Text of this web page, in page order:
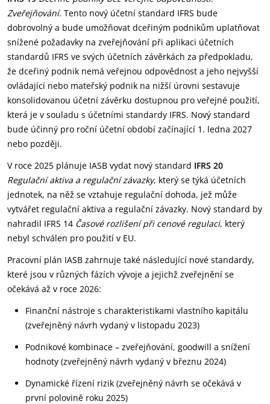
Zveřejňování. Tento nový účetní standard IFRS bude
dobrovolný a bude umožňovat dceřiným podnikům uplatňovat
snížené požadavky na zveřejňování při aplikaci účetních
standardů IFRS ve svých účetních závěrkách za předpokladu,
že dceřiný podnik nemá veřejnou odpovědnost a jeho nejvyšší
ovládající nebo mateřský podnik na nižší úrovni sestavuje
konsolidovanou účetní závěrku dostupnou pro veřejné použití,
která je v souladu s účetními standardy IFRS. Nový standard
bude účinný pro roční účetní období začínající 1. ledna 2027
nebo později.
V roce 2025 plánuje IASB vydat nový standard IFRS 20
Regulační aktiva a regulační závazky, který se týká účetních
jednotek, na něž se vztahuje regulační dohoda, jež může
vytvářet regulační aktiva a regulační závazky. Nový standard by
nahradil IFRS 14 Časové rozlišení při cenové regulaci, který
nebyl schválen pro použití v EU.
Pracovní plán IASB zahrnuje také následující nové standardy,
které jsou v různých fázích vývoje a jejichž zveřejnění se
očekává až v roce 2026:
Finanční nástroje s charakteristikami vlastního kapitálu
(zveřejněný návrh vydaný v listopadu 2023)
Podnikové kombinace – zveřejňování, goodwill a snížení
hodnoty (zveřejněný návrh vydaný v březnu 2024)
Dynamické řízení rizik (zveřejněný návrh se očekává v
první polovině roku 2025)